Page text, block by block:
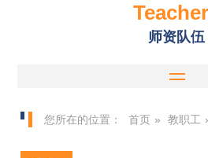
师资队伍
您所在的位置： 首页 » 教职工